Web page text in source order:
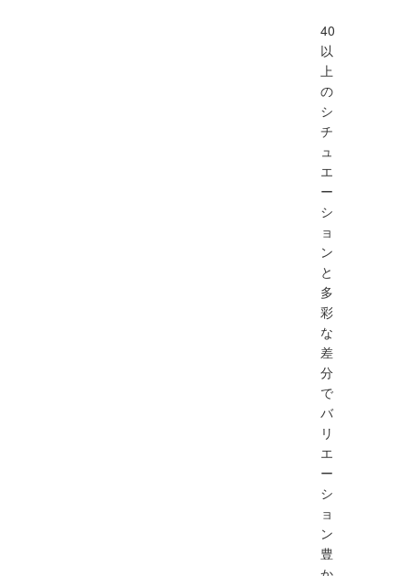
40
以
上
の
シ
チ
ュ
エ
ー
シ
ョ
ン
と
多
彩
な
差
分
で
バ
リ
エ
ー
シ
ョ
ン
豊